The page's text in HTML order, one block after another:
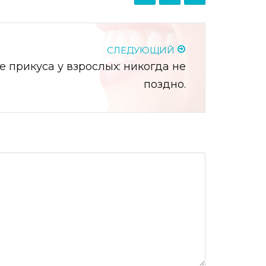
СЛЕДУЮЩИЙ
прикуса у взрослых: никогда не
поздно.